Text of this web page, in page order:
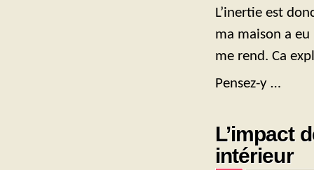
L’inertie est
ma maison a eu
me rend. Ca
Pensez-y …
L’impact
intérieur